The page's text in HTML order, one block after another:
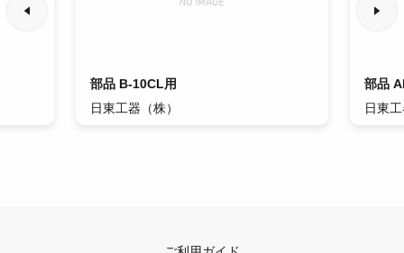
部品 B-10CL用
日東工器（株）
部品
日東